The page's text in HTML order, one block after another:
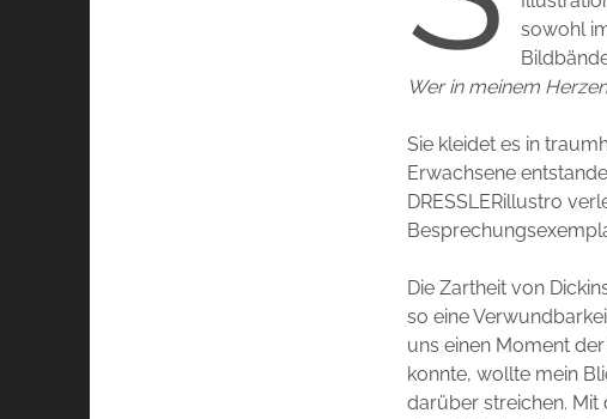
sowohl
Wer in meinem
Sie kleidet es in
Erwachsene
DRESSLERillustro
Die Zartheit von
so eine
uns einen Moment
konnte, wollte mein
darüber streichen. Mit